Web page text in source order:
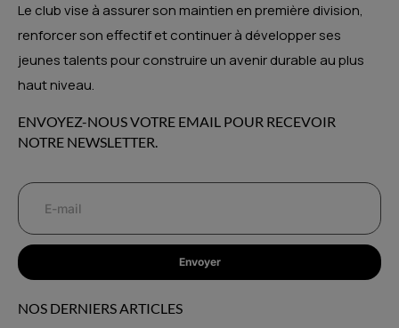
Le club vise à assurer son maintien en première division,
renforcer son effectif et continuer à développer ses
jeunes talents pour construire un avenir durable au plus
haut niveau.
ENVOYEZ-NOUS VOTRE EMAIL POUR RECEVOIR
NOTRE NEWSLETTER.
Envoyer
NOS DERNIERS ARTICLES